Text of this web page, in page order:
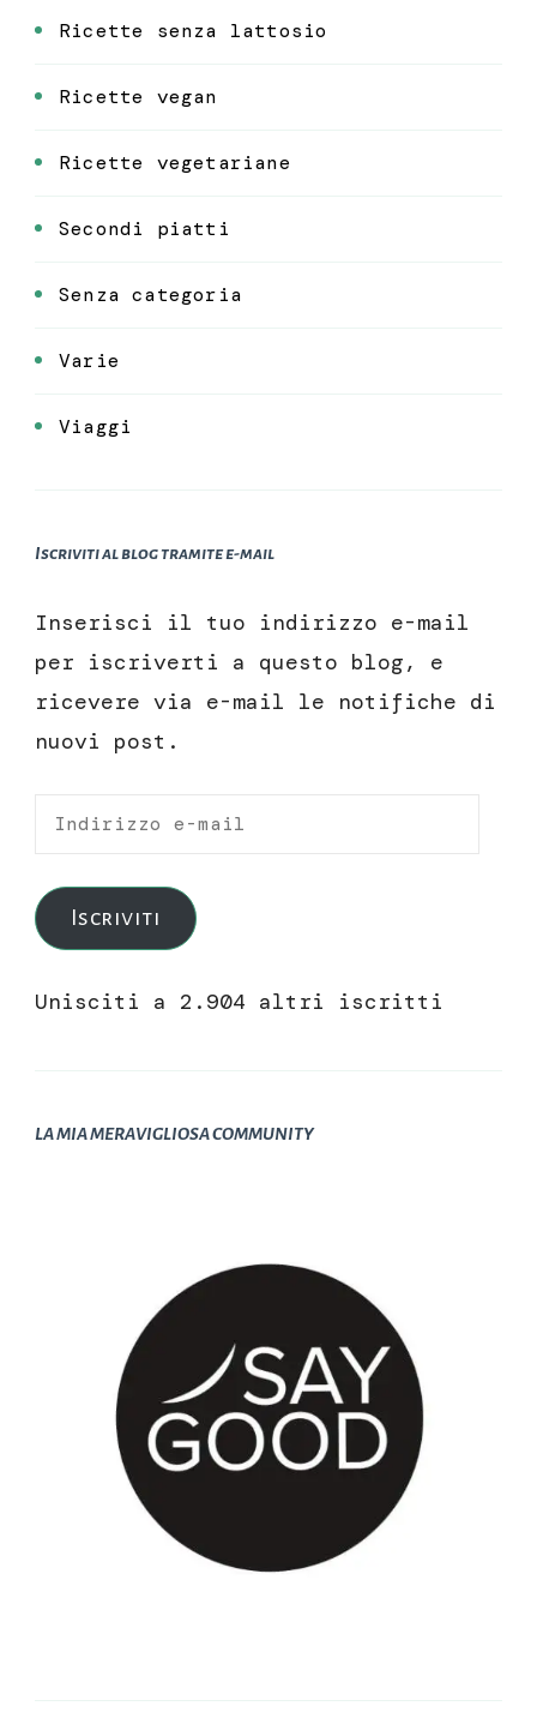
Ricette senza lattosio
Ricette vegan
Ricette vegetariane
Secondi piatti
Senza categoria
Varie
Viaggi
Iscriviti al blog tramite e-mail
Inserisci il tuo indirizzo e-mail
per iscriverti a questo blog, e
ricevere via e-mail le notifiche di
nuovi post.
Indirizzo
mail
Iscriviti
Unisciti a 2.904 altri iscritti
LA MIA MERAVIGLIOSA COMMUNITY